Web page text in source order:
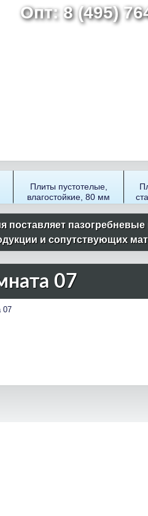
Перейти
Опт: 8 (495)
Плиты пустотелые,
влагостойкие, 80 мм
поставляет
и сопутствующих
07
07